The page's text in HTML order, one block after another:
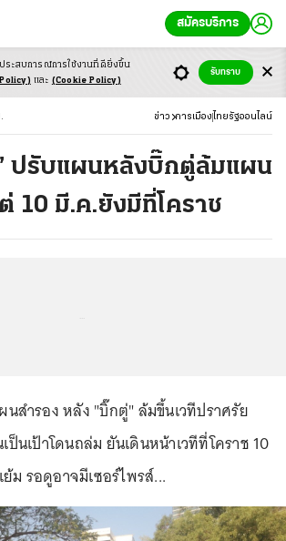
สมัครบริการ
ข่าว การเมือง ไทยรัฐออนไลน์
ปรับแผนหลังบิ๊กตู่ล้มแผน
10 มี.ค.ยังมีที่โคราช
นสำรอง หลัง "บิ๊กตู่" ล้มขึ้นเวทีปราศรัย
ป็นเป้าโดนถล่ม ยันเดินหน้าเวทีที่โคราช 10
ม รอดูอาจมีเซอร์ไพรส์...
ระสบการณ์การใช้งานที่ดียิ่งขึ้น
และ (Cookie Policy)
รับทราบ